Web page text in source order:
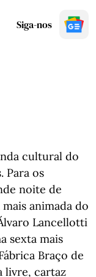
Siga-nos
cultural do
Para os
noite de
animada do
Lancellotti
sexta mais
Braço de
livre, cartaz